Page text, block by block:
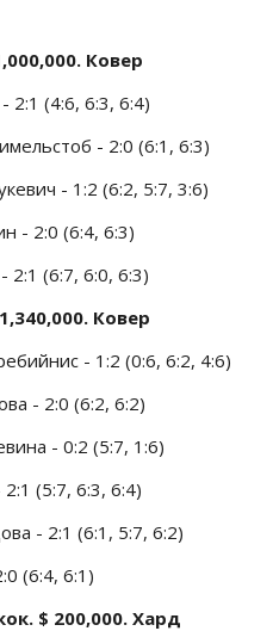
Ковер
2:1 (4:6, 6:3, 6:4)
- 2:0 (6:1, 6:3)
- 1:2 (6:2, 5:7, 3:6)
- 2:0 (6:4, 6:3)
2:1 (6:7, 6:0, 6:3)
Ковер
- 1:2 (0:6, 6:2, 4:6)
- 2:0 (6:2, 6:2)
- 0:2 (5:7, 1:6)
(5:7, 6:3, 6:4)
- 2:1 (6:1, 5:7, 6:2)
(6:4, 6:1)
$ 200,000. Хард